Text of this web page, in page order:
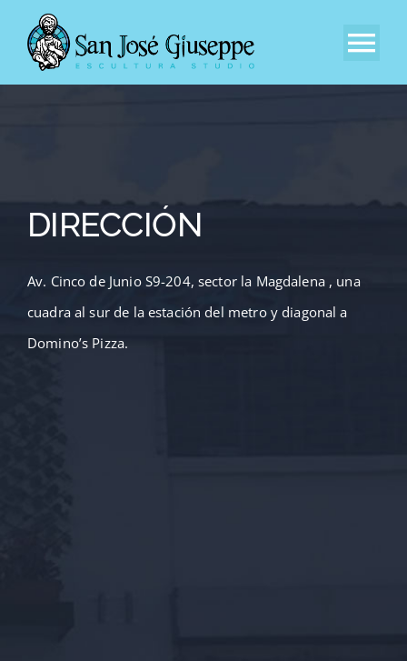
contenido
Experiencia
Catálogo
Contacto
DIRECCIÓN
Av. Cinco de Junio S9-204, sector la Magdalena , una
cuadra al sur de la estación del metro y diagonal a
Domino’s Pizza.